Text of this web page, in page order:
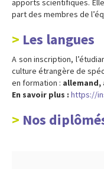
part des membres de
Les langues
A son inscription,
culture étrangère de
en formation : allemand,
En savoir plus : https://
Nos